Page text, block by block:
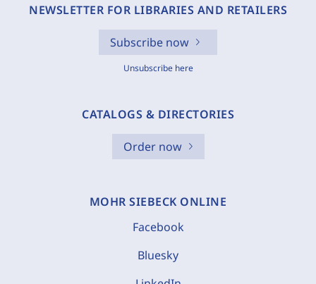
NEWSLETTER FOR LIBRARIES AND RETAILERS
Subscribe now
Unsubscribe here
CATALOGS & DIRECTORIES
Order now
MOHR SIEBECK ONLINE
Facebook
Bluesky